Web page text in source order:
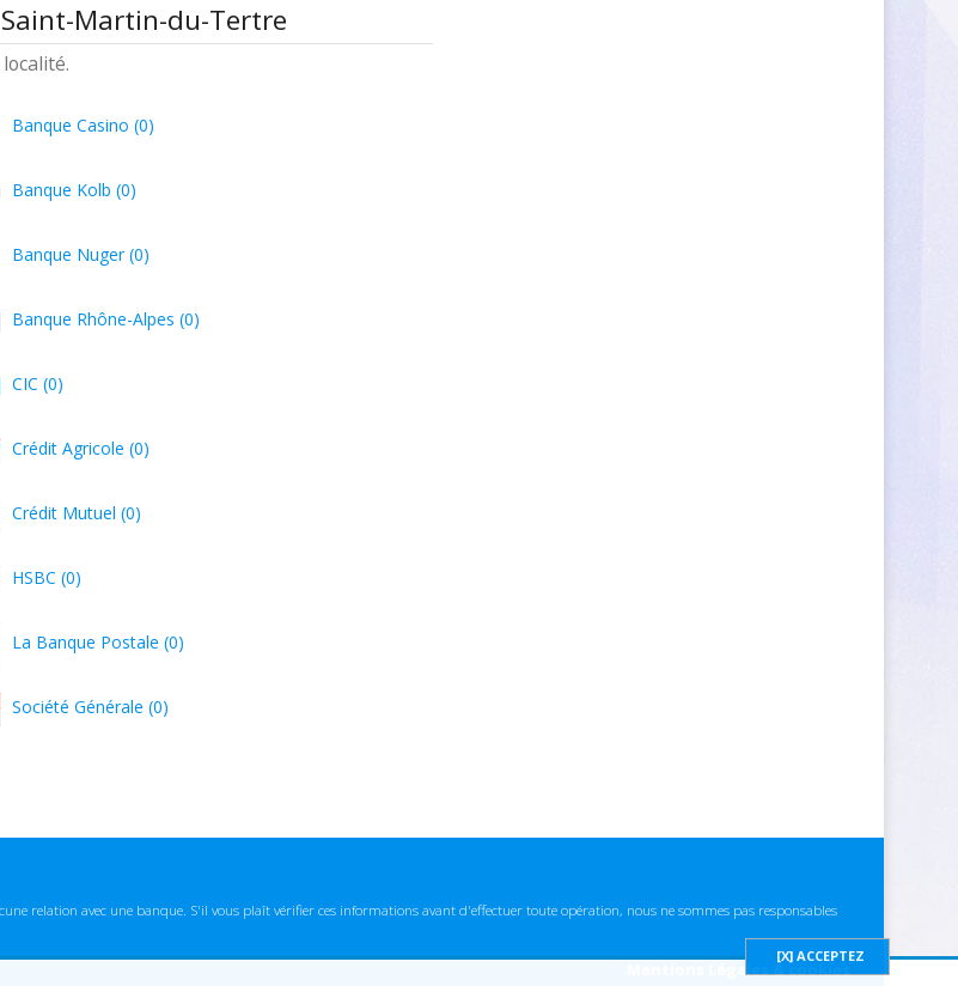
Martin-du-Tertre
Banque Casino (0)
Banque Kolb (0)
Banque Nuger (0)
Banque Rhône-Alpes (0)
CIC (0)
Crédit Agricole (0)
Crédit Mutuel (0)
HSBC (0)
La Banque Postale (0)
Société Générale (0)
relation avec une banque. S'il vous plaît vérifier ces informations avant d'effectuer toute opération, nous ne sommes pas responsables
Mentions Légales & cookies